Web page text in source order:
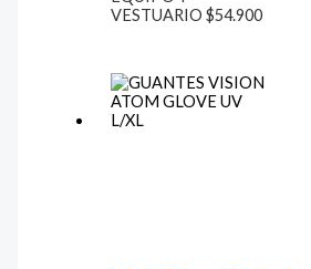
VESTUARIO $54.900